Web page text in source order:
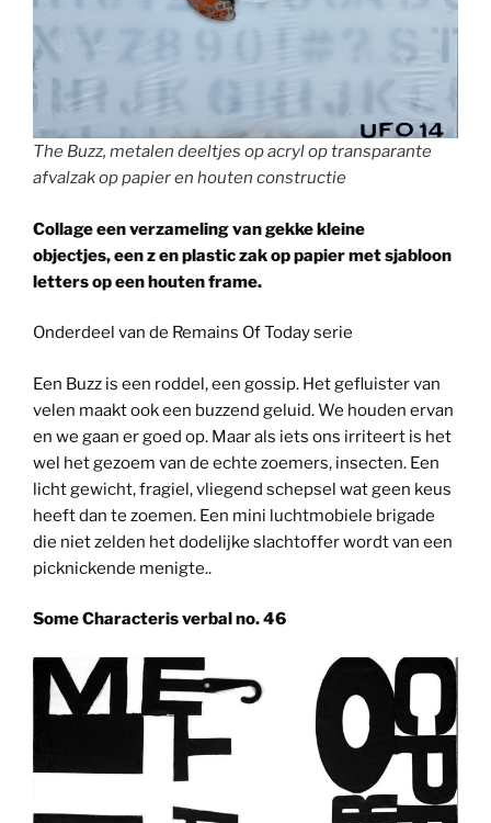
The Buzz, metalen deeltjes op acryl op transparante
afvalzak op papier en houten constructie
Collage een verzameling van gekke kleine
objectjes, een z en plastic zak op papier met sjabloon
letters op een houten frame.
Onderdeel van de Remains Of Today serie
Een Buzz is een roddel, een gossip. Het gefluister van
velen maakt ook een buzzend geluid. We houden ervan
en we gaan er goed op. Maar als iets ons irriteert is het
wel het gezoem van de echte zoemers, insecten. Een
licht gewicht, fragiel, vliegend schepsel wat geen keus
heeft dan te zoemen. Een mini luchtmobiele brigade
die niet zelden het dodelijke slachtoffer wordt van een
picknickende menigte..
Some Characteris verbal no. 46